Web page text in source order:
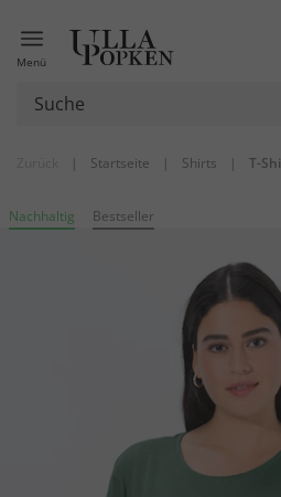
Menü
| Startseite | Shirts | T-
Nachhaltig Bestseller